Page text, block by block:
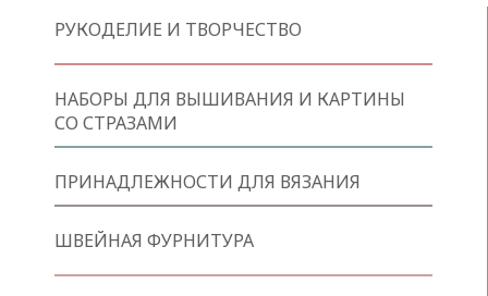
РУКОДЕЛИЕ И ТВОРЧЕСТВО
НАБОРЫ ДЛЯ ВЫШИВАНИЯ И КАРТИНЫ
СО СТРАЗАМИ
ПРИНАДЛЕЖНОСТИ ДЛЯ ВЯЗАНИЯ
ШВЕЙНАЯ ФУРНИТУРА